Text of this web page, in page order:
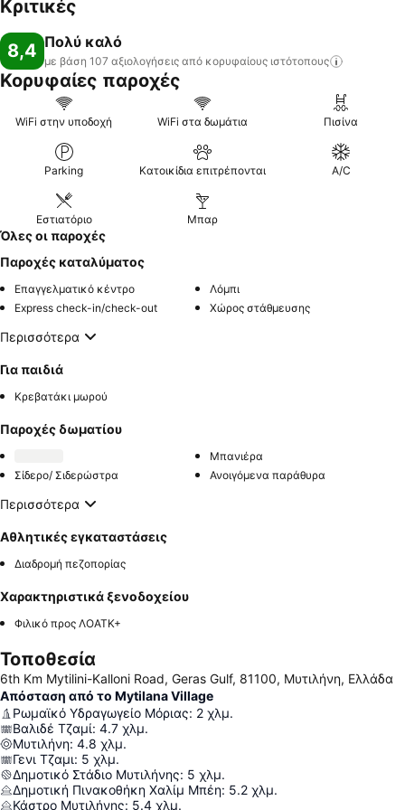
Κριτικές
8,4 Πολύ καλό
με βάση 107 αξιολογήσεις από κορυφαίους ιστότοπους
Κορυφαίες παροχές
WiFi στην υποδοχή WiFi στα δωμάτια Πισίνα
Parking Κατοικίδια επιτρέπονται A/C
Εστιατόριο Μπαρ
Όλες οι παροχές
Παροχές καταλύματος
Επαγγελματικό κέντρο
Λόμπι
Express check-in/check-out
Χώρος στάθμευσης
Περισσότερα
Για παιδιά
Κρεβατάκι μωρού
Παροχές δωματίου
Μπανιέρα
Σίδερο/ Σιδερώστρα
Ανοιγόμενα παράθυρα
Περισσότερα
Αθλητικές εγκαταστάσεις
Διαδρομή πεζοπορίας
Χαρακτηριστικά ξενοδοχείου
Φιλικό προς ΛΟΑΤΚ+
Τοποθεσία
6th Km Mytilini-Kalloni Road, Geras Gulf, 81100, Μυτιλήνη, Ελλάδα
Απόσταση από το Mytilana Village
Ρωμαϊκό Υδραγωγείο Μόριας: 2 χλμ.
Βαλιδέ Τζαμί: 4.7 χλμ.
Μυτιλήνη: 4.8 χλμ.
Γενι Τζαμι: 5 χλμ.
Δημοτικό Στάδιο Μυτιλήνης: 5 χλμ.
Δημοτική Πινακοθήκη Χαλίμ Μπέη: 5.2 χλμ.
Κάστρο Μυτιλήνης: 5.4 χλμ.